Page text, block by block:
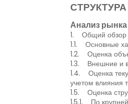
Анализ
1. Общий обзор
1.1. Основные
1.2. Оценка
1.3. Внешние и
1.4. Оценка
учетом влияния
1.5. Оценка